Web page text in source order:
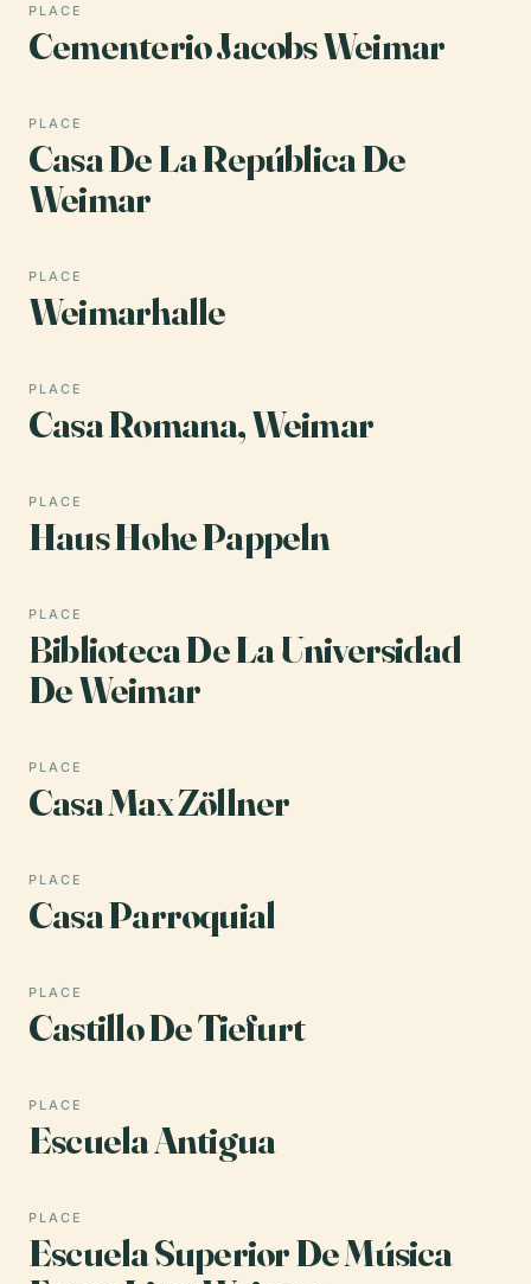
PLACE
Cementerio Jacobs Weimar
PLACE
Casa De La República De
Weimar
PLACE
Weimarhalle
PLACE
Casa Romana, Weimar
PLACE
Haus Hohe Pappeln
PLACE
Biblioteca De La Universidad
De Weimar
PLACE
Casa Max Zöllner
PLACE
Casa Parroquial
PLACE
Castillo De Tiefurt
PLACE
Escuela Antigua
PLACE
Escuela Superior De Música